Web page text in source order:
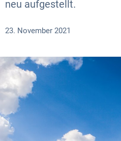
neu aufgestellt.
23. November 2021